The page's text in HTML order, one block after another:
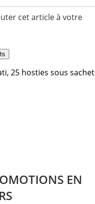
cet article à votre
25 hosties sous sachet
EN